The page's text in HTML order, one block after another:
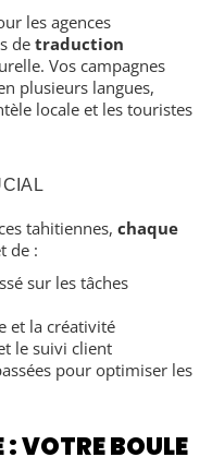
les agences
de traduction
Vos campagnes
plusieurs langues,
locale et les touristes
tahitiennes, chaque
de :
sur les tâches
et la créativité
le suivi client
pour optimiser les
VOTRE BOULE